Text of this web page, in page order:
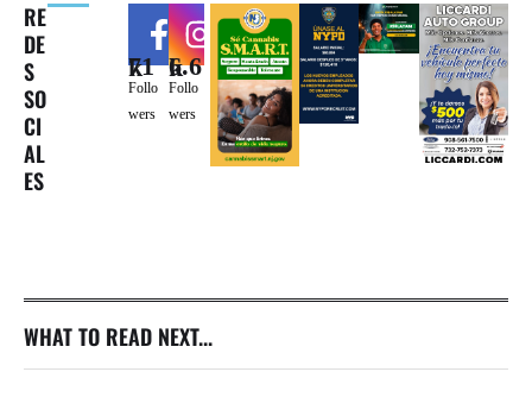
RE
DE
S
SO
CI
AL
ES
71k
Follo
wers
6.6k
Follo
wers
WHAT TO READ NEXT...